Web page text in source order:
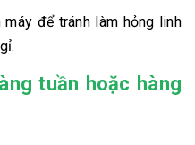
để tránh làm hỏng linh
tuần hoặc hàng